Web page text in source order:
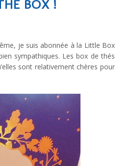
BOX !
je suis abonnée à la Little Box
sympathiques. Les box de thés
sont relativement chères pour